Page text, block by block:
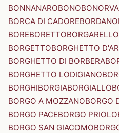
BONNANAROBONOBONORVA
BORCA DI CADOREBORDANO
BOREBORETTOBORGARELLO
BORGETTOBORGHETTO
BORGHETTO DI BORBERA
BORGHETTO LODIGIANO
BORGHIBORGIABORGIALLO
BORGO A MOZZANOBORGO
BORGO PACEBORGO PRIOLO
BORGO SAN GIACOMO